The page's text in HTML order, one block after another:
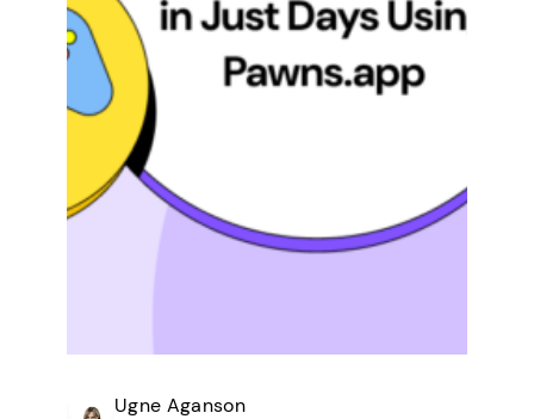
Ugne Aganson